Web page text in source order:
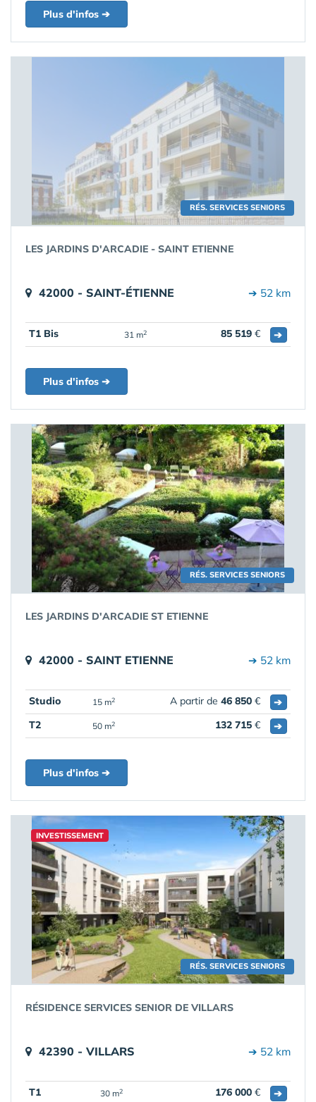
Plus d'infos ➔
RÉS. SERVICES SENIORS
LES JARDINS D'ARCADIE - SAINT ETIENNE
42000 - SAINT-ÉTIENNE ➔ 52 km
T1 Bis 31 m2 85 519 € ➔
Plus d'infos ➔
RÉS. SERVICES SENIORS
LES JARDINS D'ARCADIE ST ETIENNE
42000 - SAINT ETIENNE ➔ 52 km
Studio 15 m2 A partir de 46 850 €
➔
T2
50 m2 132 715 € ➔
Plus d'infos ➔
RÉS. SERVICES SENIORS
INVESTISSEMENT
RÉSIDENCE SERVICES SENIOR DE VILLARS
42390 - VILLARS ➔ 52 km
T1 30 m2 176 000 €
➔